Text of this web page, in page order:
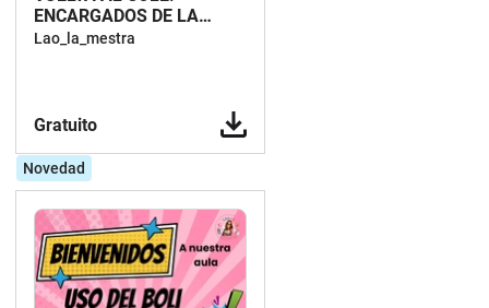
ENCARGADOS DE LA
CLASE (CASTELLANO Y
Lao_la_mestra
Gratuito
Novedad